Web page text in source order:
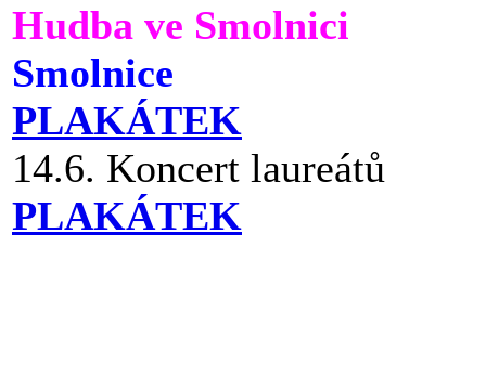
Hudba ve Smolnici
Smolnice
PLAKÁTEK
14.6. Koncert laureátů
PLAKÁTEK